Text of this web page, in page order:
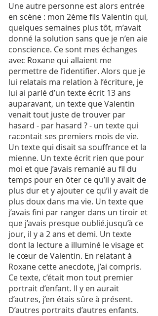
Une autre personne est alors entrée
en scène : mon 2ème fils Valentin qui,
quelques semaines plus tôt, m’avait
donné la solution sans que je n’en aie
conscience. Ce sont mes échanges
avec Roxane qui allaient me
permettre de l’identifier. Alors que je
lui relatais ma relation à l’écriture, je
lui ai parlé d’un texte écrit 13 ans
auparavant, un texte que Valentin
venait tout juste de trouver par
hasard - par hasard ? - un texte qui
racontait ses premiers mois de vie.
Un texte qui disait sa souffrance et la
mienne. Un texte écrit rien que pour
moi et que j’avais remanié au fil du
temps pour en ôter ce qu’il y avait de
plus dur et y ajouter ce qu’il y avait de
plus doux dans ma vie. Un texte que
j’avais fini par ranger dans un tiroir et
que j’avais presque oublié.jusqu’à ce
jour, il y a 2 ans et demi. Un texte
dont la lecture a illuminé le visage et
le cœur de Valentin. En relatant à
Roxane cette anecdote, j’ai compris.
Ce texte, c’était mon tout premier
portrait d’enfant. Il y en aurait
d’autres, j’en étais sûre à présent.
D’autres portraits d’autres enfants.